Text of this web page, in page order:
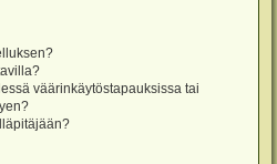
väärinkäytöstapauksissa tai